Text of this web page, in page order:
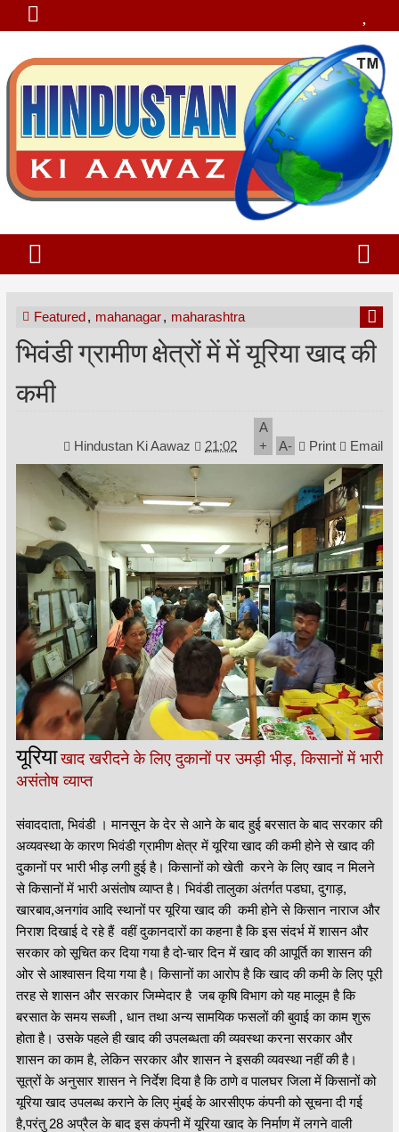
Featured, mahanagar, maharashtra
भिवंडी ग्रामीण क्षेत्रों में में यूरिया खाद की
कमी
Hindustan Ki Aawaz 21:02
A
+
A- Print Email
यूरिया खाद खरीदने के लिए दुकानों पर उमड़ी भीड़, किसानों में भारी
असंतोष व्याप्त
संवाददाता, भिवंडी । मानसून के देर से आने के बाद हुई बरसात के बाद सरकार की
अव्यवस्था के कारण भिवंडी ग्रामीण क्षेत्र में यूरिया खाद की कमी होने से खाद की
दुकानों पर भारी भीड़ लगी हुई है। किसानों को खेती करने के लिए खाद न मिलने
से किसानों में भारी असंतोष व्याप्त है। भिवंडी तालुका अंतर्गत पडघा, दुगाड़,
खारबाव,अनगांव आदि स्थानों पर यूरिया खाद की कमी होने से किसान नाराज और
निराश दिखाई दे रहे हैं वहीं दुकानदारों का कहना है कि इस संदर्भ में शासन और
सरकार को सूचित कर दिया गया है दो-चार दिन में खाद की आपूर्ति का शासन की
ओर से आश्वासन दिया गया है। किसानों का आरोप है कि खाद की कमी के लिए पूरी
तरह से शासन और सरकार जिम्मेदार है जब कृषि विभाग को यह मालूम है कि
बरसात के समय सब्जी , धान तथा अन्य सामयिक फसलों की बुवाई का काम शुरू
होता है। उसके पहले ही खाद की उपलब्धता की व्यवस्था करना सरकार और
शासन का काम है, लेकिन सरकार और शासन ने इसकी व्यवस्था नहीं की है।
सूत्रों के अनुसार शासन ने निर्देश दिया है कि ठाणे व पालघर जिला में किसानों को
यूरिया खाद उपलब्ध कराने के लिए मुंबई के आरसीएफ कंपनी को सूचना दी गई
है,परंतु 28 अप्रैल के बाद इस कंपनी में यूरिया खाद के निर्माण में लगने वाली